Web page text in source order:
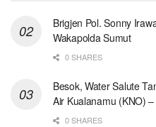
Brigjen Pol. Sonny
Wakapolda Sumut
0 SHARES
Besok, Water Salute
Air Kualanamu (KNO)
0 SHARES